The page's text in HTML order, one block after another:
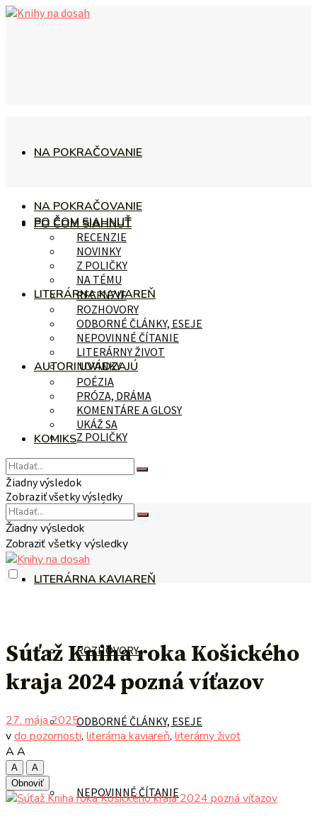
NA POKRAČOVANIE
PO ČOM SIAHNUŤ
RECENZIE
NOVINKY
Z POLIČKY
NA TÉMU
LITERÁRNA KAVIAREŇ
ROZHOVORY
ODBORNÉ ČLÁNKY, ESEJE
NEPOVINNÉ ČÍTANIE
NA POKRAČOVANIE
PO ČOM SIAHNUŤ
RECENZIE
NOVINKY
Z POLIČKY
NA TÉMU
LITERÁRNA KAVIAREŇ
ROZHOVORY
ODBORNÉ ČLÁNKY, ESEJE
NEPOVINNÉ ČÍTANIE
LITERÁRNY ŽIVOT
AUTORI UVÁDZAJÚ
POÉZIA
PRÓZA, DRÁMA
KOMENTÁRE A GLOSY
UKÁŽ SA
KOMIKS
Žiadny výsledok
Zobraziť všetky výsledky
Žiadny výsledok
Zobraziť všetky výsledky
Súťaž Kniha roka Košického
kraja 2024 pozná víťazov
27. mája 2025
vdo pozornosti, literárna kaviareň, literárny život
A A
A
A
Obnoviť